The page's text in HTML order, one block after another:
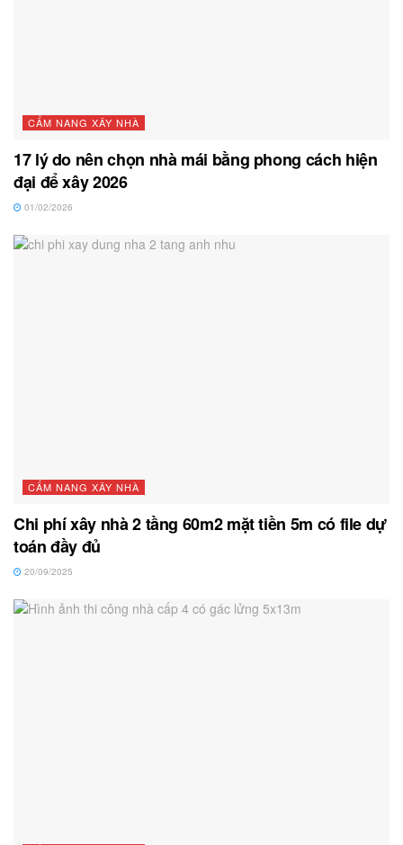
CẨM NANG XÂY NHÀ
17 lý do nên chọn nhà mái bằng phong cách hiện
đại để xây 2026
01/02/2026
CẨM NANG XÂY NHÀ
Chi phí xây nhà 2 tầng 60m2 mặt tiền 5m có file dự
toán đầy đủ
20/09/2025